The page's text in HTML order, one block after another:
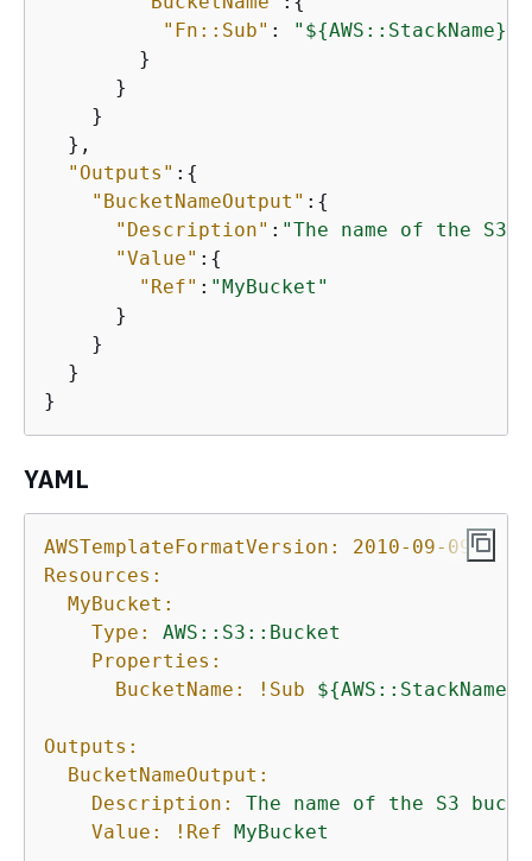
"Fn::Sub" : "${AWS::StackName}-
        }
      }
    }
  },
"Outputs" : {
"BucketNameOutput" : {
"Description" : "The name of the S3
"Value" : {
"Ref" : "MyBucket"
      }
    }
  }
}
YAML
AWSTemplateFormatVersion:
2010-09-09
Resources:
MyBucket:
Type:
AWS::S3::Bucket
Properties:
BucketName:
!Sub ${
Outputs:
BucketNameOutput:
Description:
The name of the S3
Value:
!Ref MyBucket